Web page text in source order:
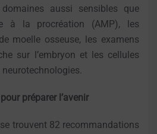
aussi sensibles que
à la procréation (AMP), les
moelle osseuse, les examens
sur l’embryon et les cellules
préparer l’avenir
trouvent 82 recommandations